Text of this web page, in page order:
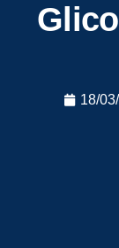
18/